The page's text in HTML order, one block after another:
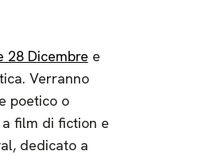
28 Dicembre e
Verranno
poetico o
film di fiction e
dedicato a